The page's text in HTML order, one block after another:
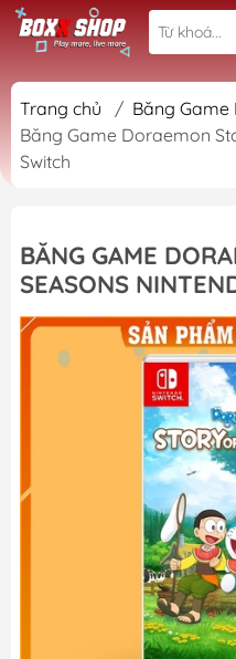
Trang chủ / Băng Game
Băng Game Doraemon
Switch
BĂNG GAME
SEASONS